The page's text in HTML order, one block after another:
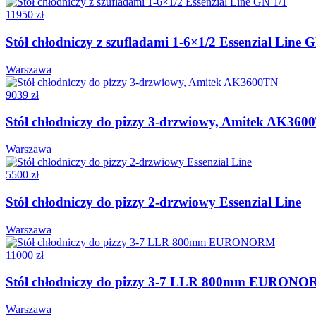
11950 zł
Stół chłodniczy z szufladami 1-6×1/2 Essenzial Line
Warszawa
9039 zł
Stół chłodniczy do pizzy 3-drzwiowy, Amitek
Warszawa
5500 zł
Stół chłodniczy do pizzy 2-drzwiowy Essenzial Line
Warszawa
11000 zł
Stół chłodniczy do pizzy 3-7 LLR 800mm
Warszawa